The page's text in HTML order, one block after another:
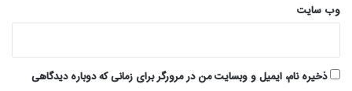
وب‌ سایت
ذخیره نام، ایمیل و وبسایت من در مرورگر برای زمانی که دوباره دیدگاهی